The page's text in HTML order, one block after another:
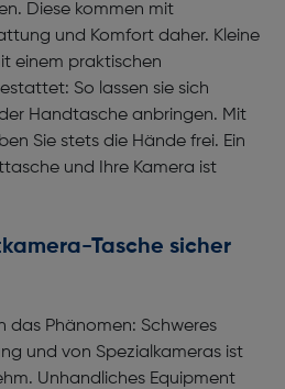
Diese kommen mit
und Komfort daher. Kleine
einem praktischen
So lassen sie sich
Handtasche anbringen. Mit
Sie stets die Hände frei. Ein
und Ihre Kamera ist
Tasche sicher
das Phänomen: Schweres
und von Spezialkameras ist
Unhandliches Equipment